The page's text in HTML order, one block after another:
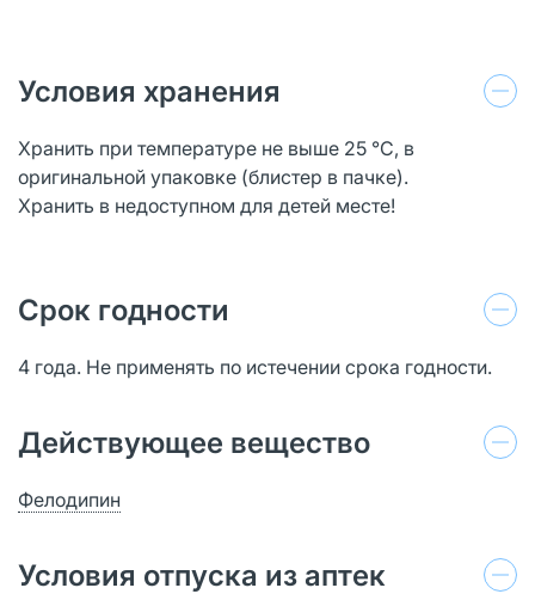
Условия хранения
Хранить при температуре не выше 25 °С, в
оригинальной упаковке (блистер в пачке).
Хранить в недоступном для детей месте!
Срок годности
4 года. Не применять по истечении срока годности.
Действующее вещество
Фелодипин
Условия отпуска из аптек